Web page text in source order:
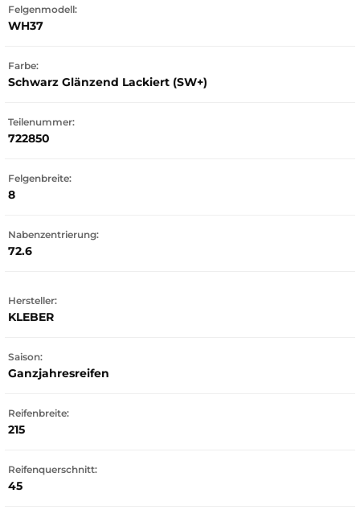
Felgenmodell:
WH37
Farbe:
Schwarz Glänzend Lackiert (SW+)
Teilenummer:
722850
Felgenbreite:
8
Nabenzentrierung:
72.6
Hersteller:
KLEBER
Saison:
Ganzjahresreifen
Reifenbreite:
215
Reifenquerschnitt:
45